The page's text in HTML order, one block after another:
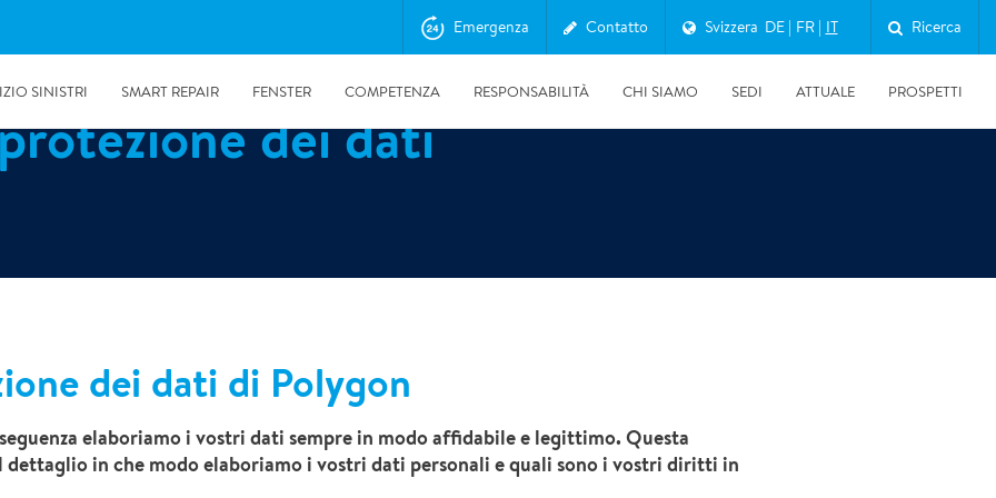
Emergenza Contatto Svizzera DE FR IT Ricerca
SINISTRI SMART REPAIR FENSTER COMPETENZA RESPONSABILITÀ CHI SIAMO SEDI ATTUALE
29.06.2026
Sinistre majeur dans l’entreprise: comment minimiser les
02.06.2026
Appartamento da accumulo compulsivo: cosa c’è davvero
PROSPETTI
dei dati
dei dati di Polygon
elaboriamo i vostri dati sempre in modo affidabile e legittimo. Questa
in che modo elaboriamo i vostri dati personali e quali sono i vostri diritti in